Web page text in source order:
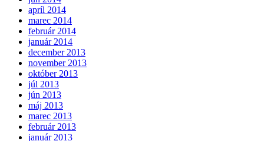
apríl 2014
marec 2014
február 2014
január 2014
december 2013
november 2013
október 2013
júl 2013
jún 2013
máj 2013
marec 2013
február 2013
január 2013